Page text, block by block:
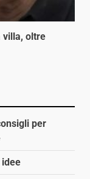
villa, oltre
per